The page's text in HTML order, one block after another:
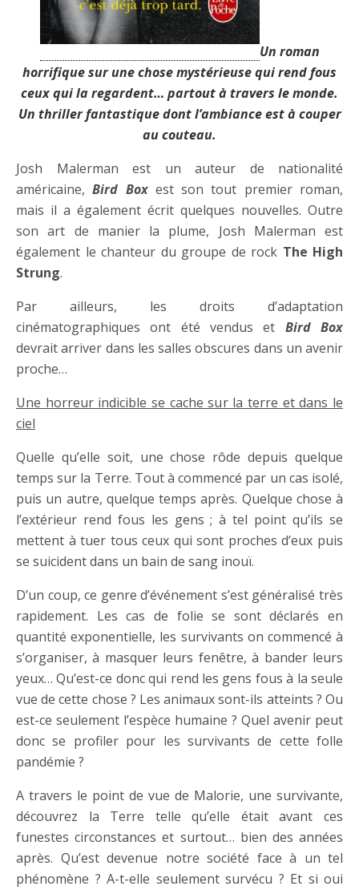
Un roman
horrifique sur une chose mystérieuse qui rend fous
ceux qui la regardent… partout à travers le monde.
Un thriller fantastique dont l’ambiance est à couper
au couteau.
Josh Malerman est un auteur de nationalité
américaine,Bird Boxest son tout premier roman,
mais il a également écrit quelques nouvelles. Outre
son art de manier la plume, Josh Malerman est
également le chanteur du groupe de rock The High
Strung.
Par ailleurs, les droits d’adaptation
cinématographiques ont été vendus et Bird Box
devrait arriver dans les salles obscures dans un avenir
proche…
Une horreur indicible se cache sur la terre et dans le
ciel
Quelle qu’elle soit, une chose rôde depuis quelque
temps sur la Terre. Tout à commencé par un cas isolé,
puis un autre, quelque temps après. Quelque chose à
l’extérieur rend fous les gens ; à tel point qu’ils se
mettent à tuer tous ceux qui sont proches d’eux puis
se suicident dans un bain de sang inouï.
D’un coup, ce genre d’événement s’est généralisé très
rapidement. Les cas de folie se sont déclarés en
quantité exponentielle, les survivants on commencé à
s’organiser, à masquer leurs fenêtre, à bander leurs
yeux… Qu’est-ce donc qui rend les gens fous à la seule
vue de cette chose ? Les animaux sont-ils atteints ? Ou
est-ce seulement l’espèce humaine ? Quel avenir peut
donc se profiler pour les survivants de cette folle
pandémie ?
A travers le point de vue de Malorie, une survivante,
découvrez la Terre telle qu’elle était avant ces
funestes circonstances et surtout… bien des années
après. Qu’est devenue notre société face à un tel
phénomène ? A-t-elle seulement survécu ? Et si oui